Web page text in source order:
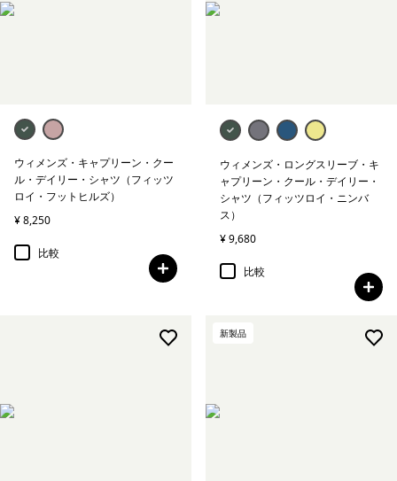
ウィメンズ・キャプリーン・クー
ル・デイリー・シャツ（フィッツ
ロイ・フットヒルズ）
¥ 8,250
比較
ウィメンズ・ロングスリーブ・キ
ャプリーン・クール・デイリー・
シャツ（フィッツロイ・ニンバ
ス）
¥ 9,680
比較
新製品